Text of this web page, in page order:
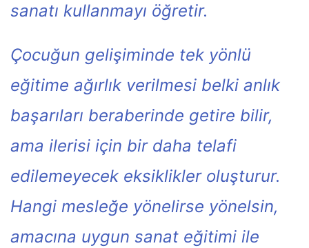
sanatı kullanmayı öğretir.
Çocuğun gelişiminde tek yönlü
eğitime ağırlık verilmesi belki anlık
başarıları beraberinde getire bilir,
ama ilerisi için bir daha telafi
edilemeyecek eksiklikler oluşturur.
Hangi mesleğe yönelirse yönelsin,
amacına uygun sanat eğitimi ile